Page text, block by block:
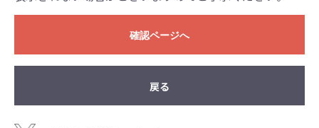
確認ページへ
戻る